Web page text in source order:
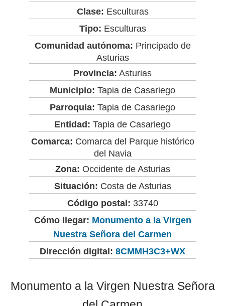
Clase: Esculturas
Tipo: Esculturas
Comunidad autónoma: Principado de
Asturias
Provincia: Asturias
Municipio: Tapia de Casariego
Parroquia: Tapia de Casariego
Entidad: Tapia de Casariego
Comarca: Comarca del Parque histórico
del Navia
Zona: Occidente de Asturias
Situación: Costa de Asturias
Código postal: 33740
Cómo llegar: Monumento a la Virgen
Nuestra Señora del Carmen
Dirección digital: 8CMMH3C3+WX
Monumento a la Virgen Nuestra Señora